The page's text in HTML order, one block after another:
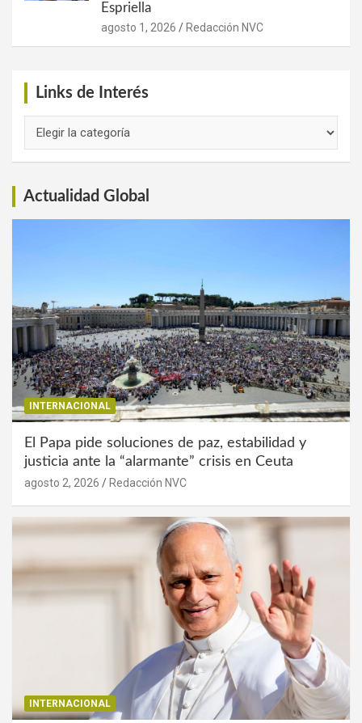
Espriella
agosto 1, 2026 Redacción NVC
Links de Interés
Actualidad Global
INTERNACIONAL
El Papa pide soluciones de paz, estabilidad y
justicia ante la “alarmante” crisis en Ceuta
agosto 2, 2026 Redacción NVC
INTERNACIONAL